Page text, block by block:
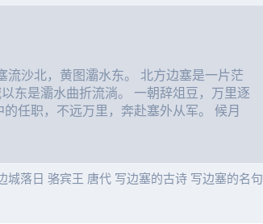
流沙北，黄图灞水东。 北方边塞是一片茫
东是灞水曲折流淌。 一朝辞俎豆，万里逐
任职，不远万里，奔赴塞外从军。 候月
城落日 骆宾王 唐代 写边塞的古诗 写边塞的名句